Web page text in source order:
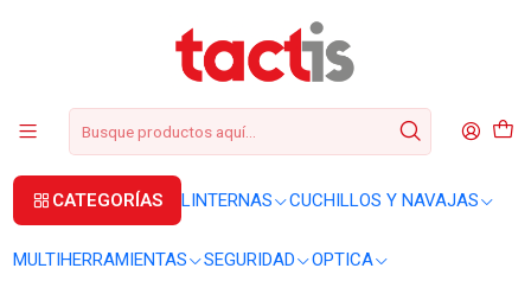
CATEGORÍAS LINTERNAS CUCHILLOS Y NAVAJAS
MULTIHERRAMIENTAS SEGURIDAD OPTICA
+56 2 3224 9572 +569 62369815
CUCHILLOS Y NAVAJAS
CUCHILLOS
Cuchillo Schneide Jaeger G10 Naranja